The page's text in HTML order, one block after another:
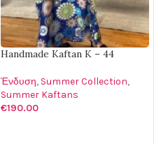
Handmade Kaftan K – 44
Ένδυση, Summer Collection,
Summer Kaftans
€190.00